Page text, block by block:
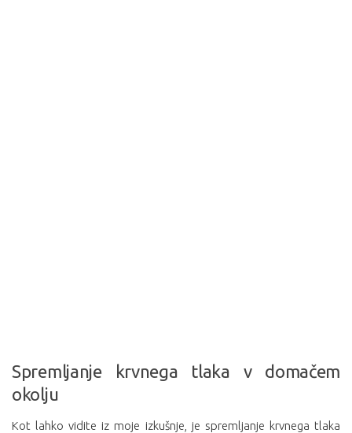
Spremljanje krvnega tlaka v domačem
okolju
Kot lahko vidite iz moje izkušnje, je spremljanje krvnega tlaka